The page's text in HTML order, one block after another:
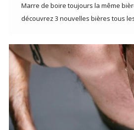
Marre de boire toujours la même
découvrez 3 nouvelles bières tous